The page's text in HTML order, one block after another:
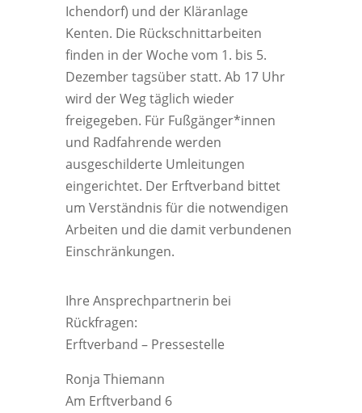
Ichendorf) und der Kläranlage
Kenten. Die Rückschnittarbeiten
finden in der Woche vom 1. bis 5.
Dezember tagsüber statt. Ab 17 Uhr
wird der Weg täglich wieder
freigegeben. Für Fußgänger*innen
und Radfahrende werden
ausgeschilderte Umleitungen
eingerichtet. Der Erftverband bittet
um Verständnis für die notwendigen
Arbeiten und die damit verbundenen
Einschränkungen.
Ihre Ansprechpartnerin bei
Rückfragen:
Erftverband – Pressestelle
Ronja Thiemann
Am Erftverband 6